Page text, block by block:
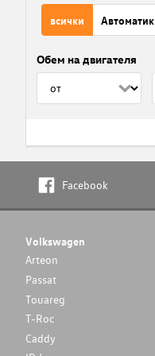
всички Автоматик
Обем на двигателя
Facebook
Volkswagen
Arteon
Passat
Touareg
T-Roc
Caddy